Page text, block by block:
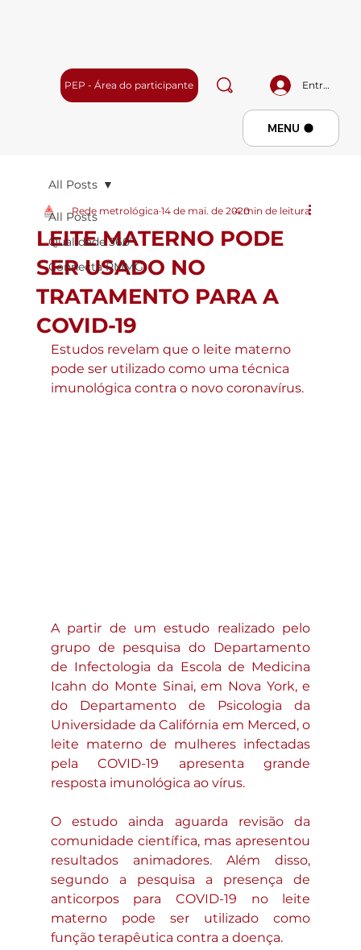
Entrar
PEP - Área do participante
Menu
MENU
All Posts
Qualidade 360º
Connecta RMMG
All Posts
LEITE MATERNO PODE
SER USADO NO
TRATAMENTO PARA A
COVID-19
Rede metrológica 14 de mai. de 20204 min de leitura
Estudos revelam que o leite materno
pode ser utilizado como uma técnica
imunológica contra o novo coronavírus.
A partir de um estudo realizado pelo
grupo de pesquisa do Departamento
de Infectologia da Escola de Medicina
Icahn do Monte Sinai, em Nova York, e
do Departamento de Psicologia da
Universidade da Califórnia em Merced, o
leite materno de mulheres infectadas
pela COVID-19 apresenta grande
resposta imunológica ao vírus.
O estudo ainda aguarda revisão da
comunidade científica, mas apresentou
resultados animadores. Além disso,
segundo a pesquisa a presença de
anticorpos para COVID-19 no leite
materno pode ser utilizado como
função terapêutica contra a doença.